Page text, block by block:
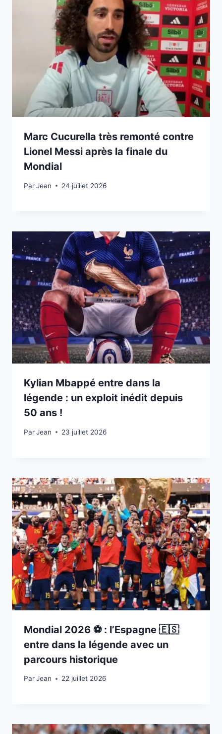
Marc Cucurella très remonté contre
Lionel Messi après la finale du
Mondial
ParJean
24 juillet 202624 juillet 2026
Kylian Mbappé entre dans la
légende : un exploit inédit depuis
50 ans !
ParJean
23 juillet 202623 juillet 2026
Mondial 2026 ⚽️ : l’Espagne 🇪🇸
entre dans la légende avec un
parcours historique
ParJean
22 juillet 202622 juillet 2026